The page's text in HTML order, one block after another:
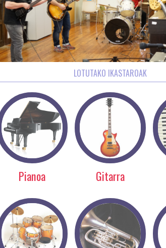
LOTUTAKO IKASTAROAK
Pianoa Gitarra